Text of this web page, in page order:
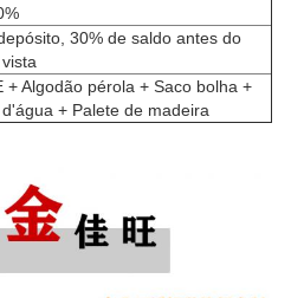
30% de saldo antes do
+ Algodão pérola + Saco bolha +
+ Palete de madeira